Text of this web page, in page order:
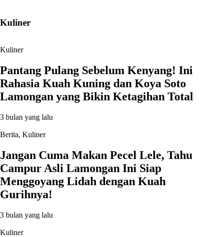
Kuliner
Kuliner
Pantang Pulang Sebelum Kenyang! Ini
Rahasia Kuah Kuning dan Koya Soto
Lamongan yang Bikin Ketagihan Total
3 bulan yang lalu
Berita, Kuliner
Jangan Cuma Makan Pecel Lele, Tahu
Campur Asli Lamongan Ini Siap
Menggoyang Lidah dengan Kuah
Gurihnya!
3 bulan yang lalu
Kuliner